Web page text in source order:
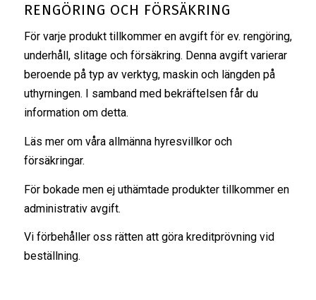
RENGÖRING OCH FÖRSÄKRING
För varje produkt tillkommer en avgift för ev. rengöring,
underhåll, slitage och försäkring. Denna avgift varierar
beroende på typ av verktyg, maskin och längden på
uthyrningen. I samband med bekräftelsen får du
information om detta.
Läs mer om våra allmänna hyresvillkoroch
försäkringar.
För bokade men ej uthämtade produkter tillkommer en
administrativ avgift.
Vi förbehåller oss rätten att göra kreditprövning vid
beställning.